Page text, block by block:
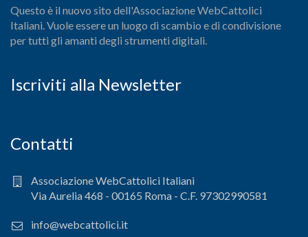
Questo è il nuovo sito dell'Associazione WebCattolici
Italiani. Vuole essere un luogo di scambio e di condivisione
per tutti gli amanti degli strumenti digitali.
Iscriviti alla Newsletter
Contatti
Associazione WebCattolici Italiani
Via Aurelia 468 - 00165 Roma - C.F. 97302990581
info@webcattolici.it